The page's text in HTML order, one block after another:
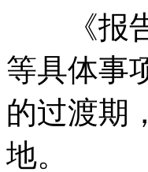
《报告
等具体事
的过渡期
地。